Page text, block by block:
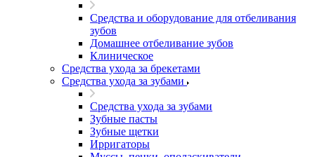
Средства и оборудование для отбеливания
зубов
Домашнее отбеливание зубов
Клиническое
Средства ухода за брекетами
Средства ухода за зубами
Средства ухода за зубами
Зубные пасты
Зубные щетки
Ирригаторы